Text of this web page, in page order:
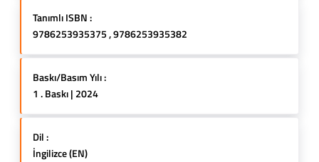
Tanımlı ISBN :
9786253935375 , 9786253935382
Baskı/Basım Yılı :
1 . Baskı | 2024
Dil :
İngilizce (EN)